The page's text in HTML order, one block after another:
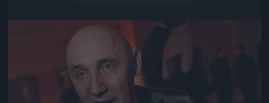
Jön még kép!